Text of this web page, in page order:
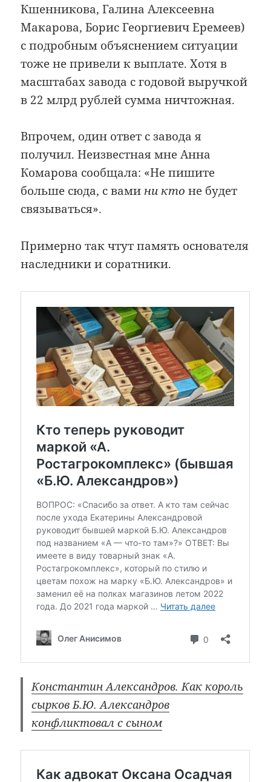
Кшенникова, Галина Алексеевна
Макарова, Борис Георгиевич Еремеев)
с подробным объяснением ситуации
тоже не привели к выплате. Хотя в
масштабах завода с годовой выручкой
в 22 млрд рублей сумма ничтожная.
Впрочем, один ответ с завода я
получил. Неизвестная мне Анна
Комарова сообщала: «Не пишите
больше сюда, с вами ни кто не будет
связываться».
Примерно так чтут память основателя
наследники и соратники.
Константин Александров. Как король
сырков Б.Ю. Александров
конфликтовал с сыном